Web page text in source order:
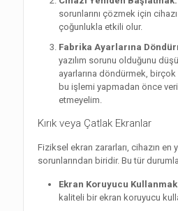
sorunlarını çözmek için
çoğunlukla etkili olur.
Fabrika Ayarlarına
yazılım sorunu olduğunu
ayarlarına döndürmek,
bu işlemi yapmadan önce
etmeyelim.
Kırık veya Çatlak Ekranlar
Fiziksel ekran zararları, cihazın en
sorunlarından biridir. Bu tür
Ekran Koruyucu
kaliteli bir ekran koruyucu